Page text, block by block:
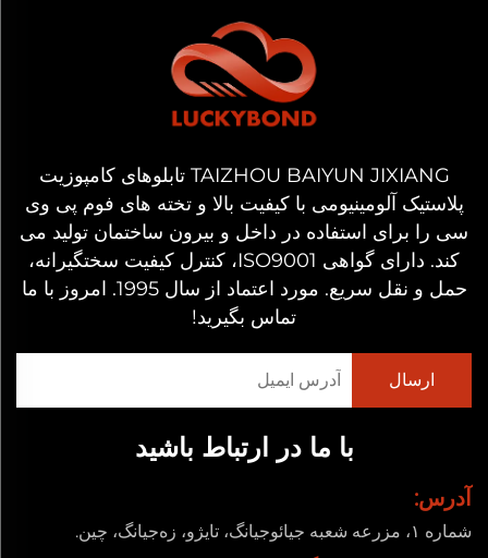
TAIZHOU BAIYUN JIXIANG تابلوهای کامپوزیت
پلاستیک آلومینیومی با کیفیت بالا و تخته های فوم پی وی
سی را برای استفاده در داخل و بیرون ساختمان تولید می
کند. دارای گواهی ISO9001، کنترل کیفیت سختگیرانه،
حمل و نقل سریع. مورد اعتماد از سال 1995. امروز با ما
تماس بگیرید!
با ما در ارتباط باشید
آدرس:
شماره ۱، مزرعه شعبه جیائوجیانگ، تایژو، زه‌جیانگ، چین.